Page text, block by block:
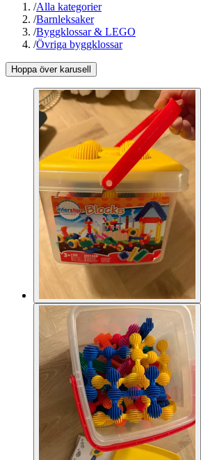
/Alla kategorier
/Barnleksaker
/Byggklossar & LEGO
/Övriga byggklossar
Hoppa över karusell